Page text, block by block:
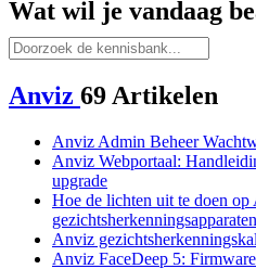
Wat wil je vandaag
Anviz 69 Artikelen
Anviz Admin Beheer
Anviz Webportaal:
upgrade
Hoe de lichten uit te doen op
gezichtsherkenningsapparaten
Anviz
Anviz FaceDeep 5: